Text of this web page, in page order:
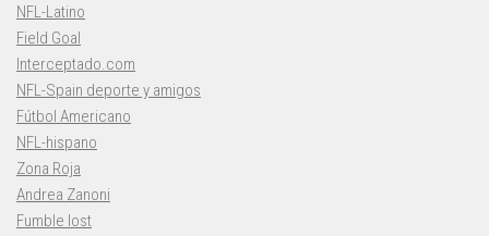
NFL-Latino
Field Goal
Interceptado.com
NFL-Spain deporte y amigos
Fútbol Americano
NFL-hispano
Zona Roja
Andrea Zanoni
Fumble lost